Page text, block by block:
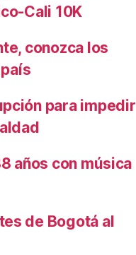
Cali 10K
conozca los
para impedir
años con música
de Bogotá al